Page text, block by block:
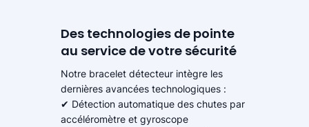
Des technologies de pointe
au service de votre sécurité
Notre bracelet détecteur intègre les
dernières avancées technologiques :
✔ Détection automatique des chutes par
accéléromètre et gyroscope